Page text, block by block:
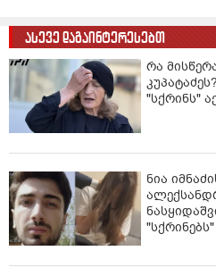
ასევე დაგაინტერესებთ
რა
"სქრინს"
ნია